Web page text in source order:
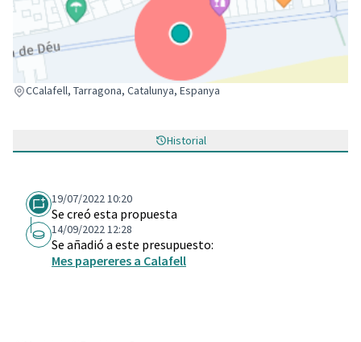
CCalafell, Tarragona, Catalunya, Espanya
(Enlace externo)
Historial
19/07/2022 10:20
Se creó esta propuesta
14/09/2022 12:28
Se añadió a este presupuesto:
Mes papereres a Calafell